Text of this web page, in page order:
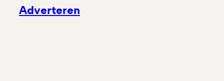
Adverteren